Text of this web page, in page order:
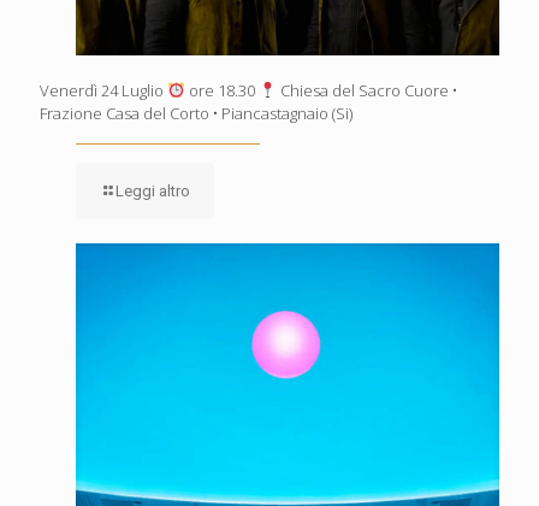
Venerdì 24 Luglio ore 18.30
Chiesa del Sacro Cuore •
Frazione Casa del Corto • Piancastagnaio (Si)
Leggi altro